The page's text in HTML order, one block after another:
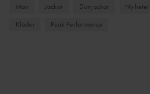
Man Jackor Dunjackor Nyheter
Kläder
Peak Performance